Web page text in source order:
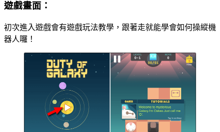
遊戲畫面：
初次進入遊戲會有遊戲玩法教學，跟著走就能學會如何操縱機
器人囉！